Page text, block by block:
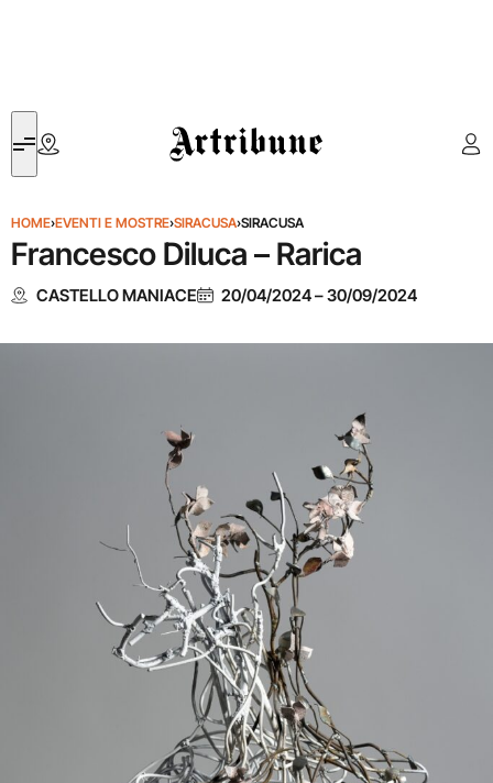
Artribune
HOME›EVENTI E MOSTRE›SIRACUSA›SIRACUSA
Francesco Diluca – Rarica
CASTELLO MANIACE 20/04/2024–30/09/2024